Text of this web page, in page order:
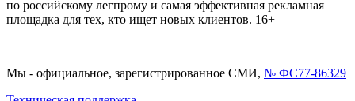
по российскому легпрому и самая эффективная рекламная
площадка для тех, кто ищет новых клиентов. 16+
Мы - официальное, зарегистрированное СМИ, № ФС77-86329